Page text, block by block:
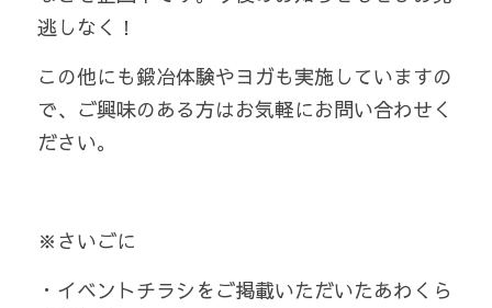
逃しなく！
この他にも鍛冶体験やヨガも実施していますの
で、ご興味のある方はお気軽にお問い合わせく
ださい。
※さいごに
・イベントチラシをご掲載いただいたあわくら